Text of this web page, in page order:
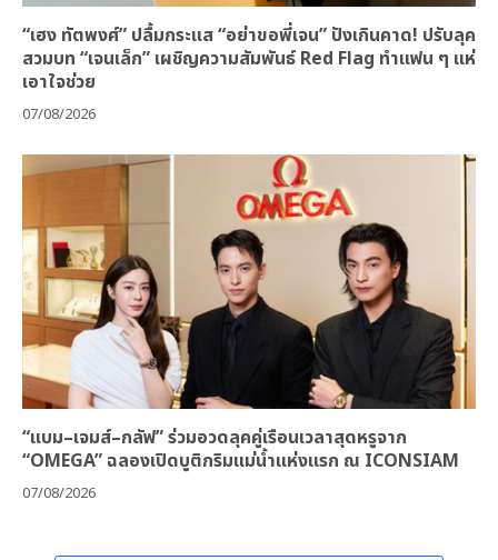
“เฮง ทัตพงศ์” ปลื้มกระแส “อย่าขอพี่เจน” ปังเกินคาด! ปรับลุค
สวมบท “เจนเล็ก” เผชิญความสัมพันธ์ Red Flag ทำแฟน ๆ แห่
เอาใจช่วย
07/08/2026
“แบม–เจมส์–กลัฟ” ร่วมอวดลุคคู่เรือนเวลาสุดหรูจาก
“OMEGA” ฉลองเปิดบูติกริมแม่น้ำแห่งแรก ณ ICONSIAM
07/08/2026